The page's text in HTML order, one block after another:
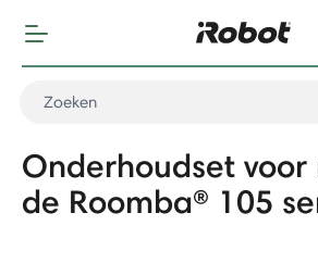
Onderhoudset
de Roomba® 105